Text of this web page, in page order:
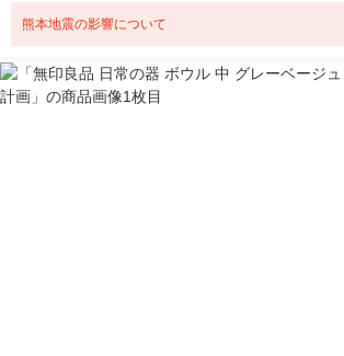
熊本地震の影響について